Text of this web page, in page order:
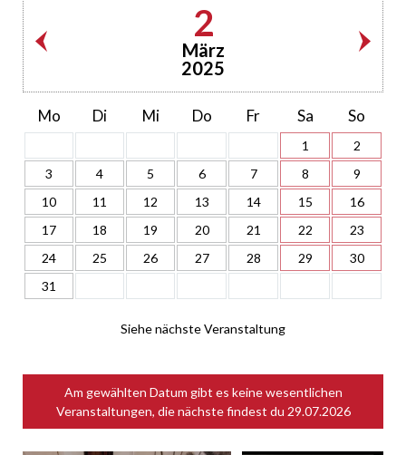
2
März
2025
Mo Di Mi Do Fr Sa So
1
2
3
4 5 6 7 8
9
10
11 12 13 14 15
16
17
18 19 20 21 22
23
24
25 26 27 28 29
30
31
Siehe nächste Veranstaltung
Am gewählten Datum gibt es keine wesentlichen
Veranstaltungen, die nächste findest du 29.07.2026